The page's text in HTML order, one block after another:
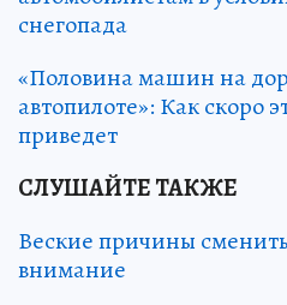
снегопада
«Половина машин на
автопилоте»: Как скоро
приведет
СЛУШАЙТЕ ТАКЖЕ
Веские причины
внимание